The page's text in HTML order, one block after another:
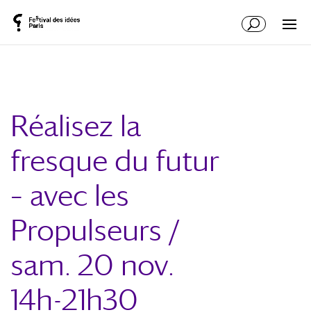
Réalisez la
fresque du futur
– avec les
Propulseurs /
sam. 20 nov.
14h-21h30